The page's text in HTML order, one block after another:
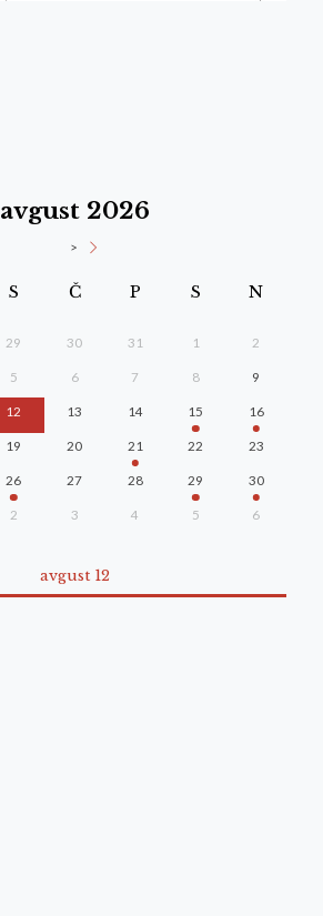
avgust 2026
>
S Č P S N
29 30 31 1 2
5 6 7 8 9
12 13 14 15 16
19 20 21 22 23
26 27 28 29 30
2 3 4 5 6
avgust 12